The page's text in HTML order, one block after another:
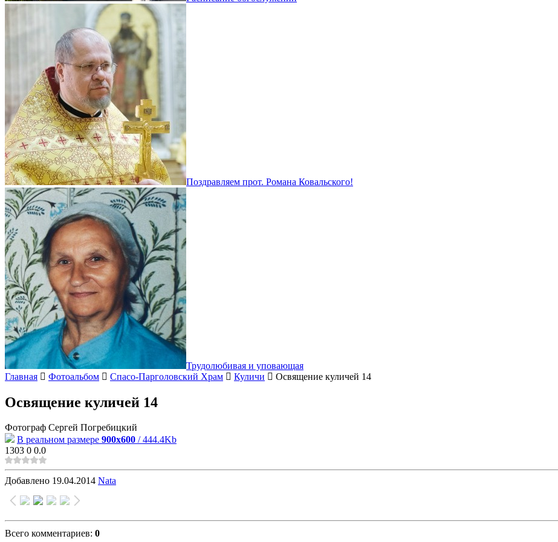
Поздравляем прот. Романа Ковальского!
Трудолюбивая и уповающая
Главная
Фотоальбом Спасо-Парголовский Храм Куличи Освящение куличей 14
Освящение куличей 14
Фотограф Сергей Погребицкий
В реальном размере 900x600 / 444.4Kb
1303 0 0.0
Добавлено 19.04.2014 Nata
Всего комментариев: 0